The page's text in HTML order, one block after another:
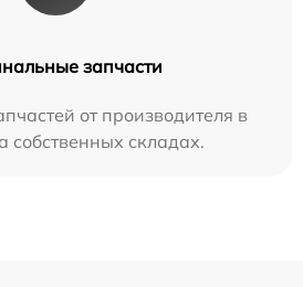
запчасти
от производителя в
собственных складах.